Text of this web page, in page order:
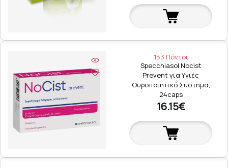
153 Πόντοι
Specchiasol Nocist
Prevent για Υγιές
Ουροποιητικό Σύστημα,
24caps
16.15€